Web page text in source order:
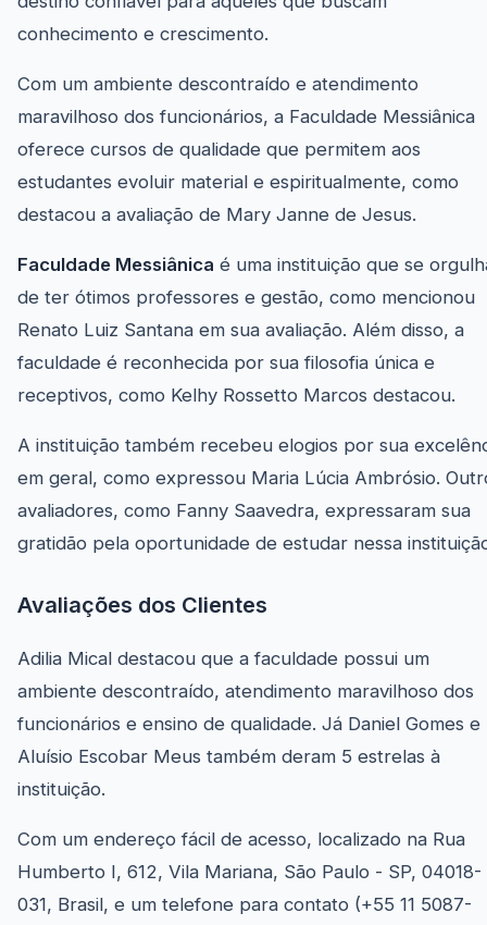
conhecimento e crescimento.
Com um ambiente descontraído e atendimento
maravilhoso dos funcionários, a Faculdade Messiânica
oferece cursos de qualidade que permitem aos
estudantes evoluir material e espiritualmente, como
destacou a avaliação de Mary Janne de Jesus.
Faculdade Messiânica é uma instituição que se
de ter ótimos professores e gestão, como mencionou
Renato Luiz Santana em sua avaliação. Além disso, a
faculdade é reconhecida por sua filosofia única e
receptivos, como Kelhy Rossetto Marcos destacou.
A instituição também recebeu elogios por sua
em geral, como expressou Maria Lúcia Ambrósio.
avaliadores, como Fanny Saavedra, expressaram sua
gratidão pela oportunidade de estudar nessa
Avaliações dos Clientes
Adilia Mical destacou que a faculdade possui um
ambiente descontraído, atendimento maravilhoso dos
funcionários e ensino de qualidade. Já Daniel Gomes e
Aluísio Escobar Meus também deram 5 estrelas à
instituição.
Com um endereço fácil de acesso, localizado na Rua
Humberto I, 612, Vila Mariana, São Paulo - SP, 04018-
031, Brasil, e um telefone para contato (+55 11 5087-